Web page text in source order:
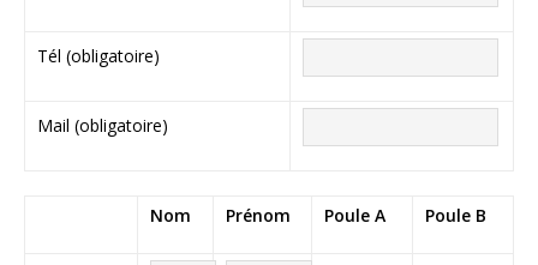
Tél (obligatoire)
Mail (obligatoire)
Nom Prénom Poule A Poule B